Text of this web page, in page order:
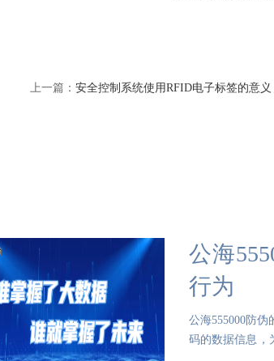
上一篇： 安全控制系统使用RFID电子标签的意义
公海
行为
公海555000防
码的数据信息，